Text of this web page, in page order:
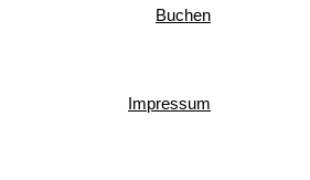
Buchen
Impressum